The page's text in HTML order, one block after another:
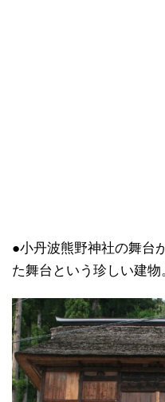
●小丹波熊野神社の舞台
た舞台という珍しい建物